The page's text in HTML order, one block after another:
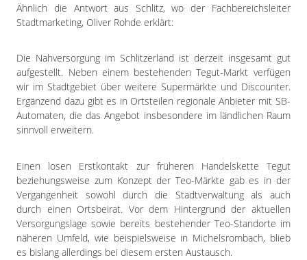
Ähnlich die Antwort aus Schlitz, wo der Fachbereichsleiter
Stadtmarketing, Oliver Rohde erklärt:
Die Nahversorgung im Schlitzerland ist derzeit insgesamt gut
aufgestellt. Neben einem bestehenden Tegut-Markt verfügen
wir im Stadtgebiet über weitere Supermärkte und Discounter.
Ergänzend dazu gibt es in Ortsteilen regionale Anbieter mit SB-
Automaten, die das Angebot insbesondere im ländlichen Raum
sinnvoll erweitern.
Einen losen Erstkontakt zur früheren Handelskette Tegut
beziehungsweise zum Konzept der Teo-Märkte gab es in der
Vergangenheit sowohl durch die Stadtverwaltung als auch
durch einen Ortsbeirat. Vor dem Hintergrund der aktuellen
Versorgungslage sowie bereits bestehender Teo-Standorte im
näheren Umfeld, wie beispielsweise in Michelsrombach, blieb
es bislang allerdings bei diesem ersten Austausch.